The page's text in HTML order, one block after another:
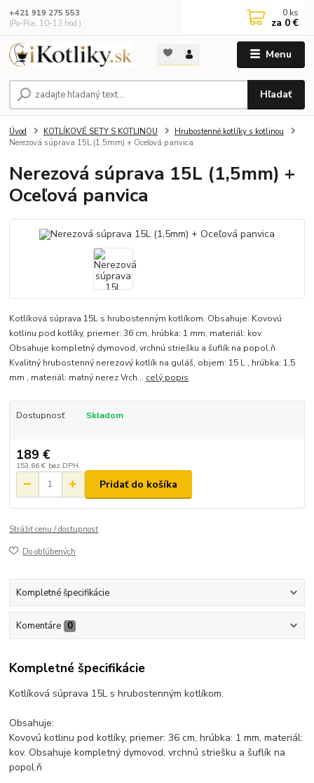
Menu
Hľadať
+421 919 275 553
(Po-Pia, 10-13 hod.)
0 ks
za 0 €
Úvod KOTLÍKOVÉ SETY S KOTLINOU
Hrubostenné kotlíky s kotlinou
Nerezová súprava 15L (1,5mm) + Oceľová panvica
Nerezová súprava 15L (1,5mm) +
Oceľová panvica
Kotlíková súprava 15L s hrubostenným kotlíkom. Obsahuje: Kovovú
kotlinu pod kotlíky, priemer: 36 cm, hrúbka: 1 mm, materiál: kov.
Obsahuje kompletný dymovod, vrchnú striešku a šuflík na popol.ň
Kvalitný hrubostenný nerezový kotlík na guláš, objem: 15 L , hrúbka: 1,5
mm , materiál: matný nerez Vrch... celý popis
Dostupnosť Skladom
189 €
153,66 € bez DPH
Pridať do košíka
Strážiť cenu / dostupnosť
Do obľúbených
Kompletné špecifikácie
Komentáre 0
Kompletné špecifikácie
Kotlíková súprava 15L s hrubostenným kotlíkom.
Obsahuje:
Kovovú kotlinu pod kotlíky, priemer: 36 cm, hrúbka: 1 mm, materiál:
kov. Obsahuje kompletný dymovod, vrchnú striešku a šuflík na
popol.ň